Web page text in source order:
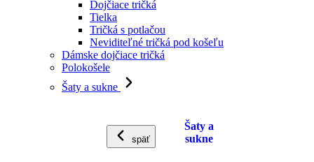
Dojčiace tričká
Tielka
Tričká s potlačou
Neviditeľné tričká pod košeľu
Dámske dojčiace tričká
Polokošele
Šaty a sukne
späť
Šaty a
sukne